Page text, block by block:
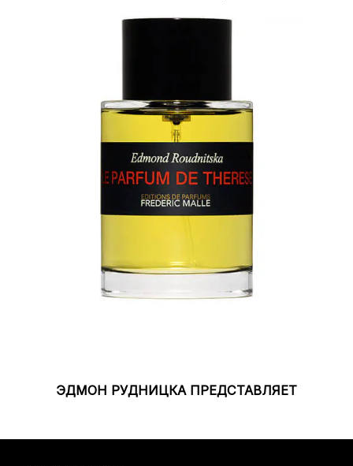
ЭДМОН РУДНИЦКА ПРЕДСТАВЛЯЕТ